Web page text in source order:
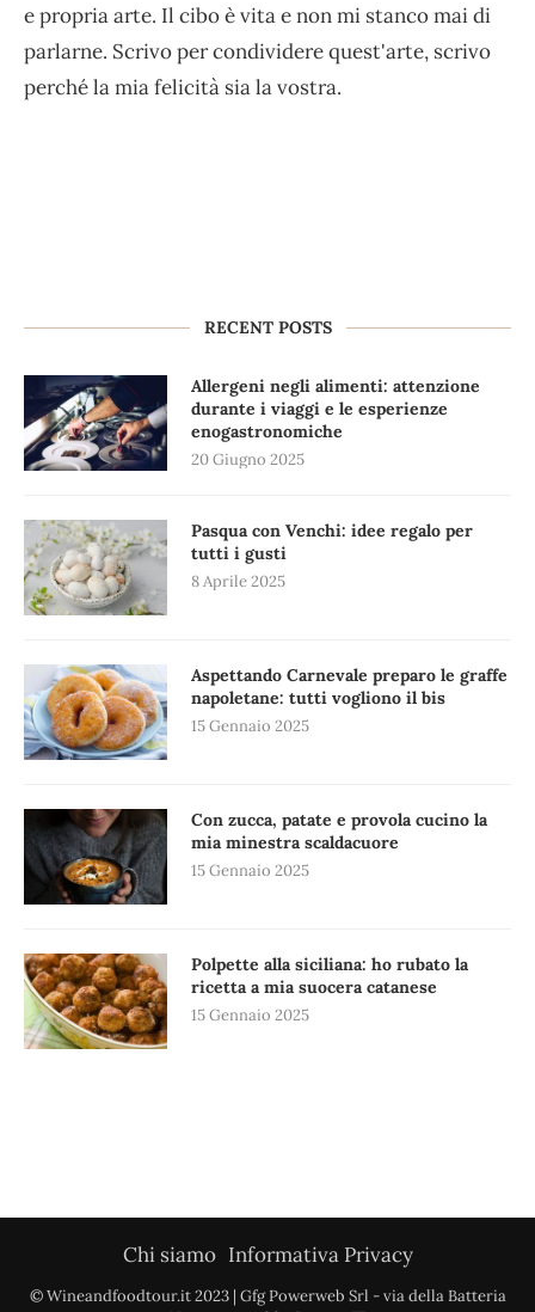
e propria arte. Il cibo è vita e non mi stanco mai di
parlarne. Scrivo per condividere quest'arte, scrivo
perché la mia felicità sia la vostra.
RECENT POSTS
Allergeni negli alimenti: attenzione
durante i viaggi e le esperienze
enogastronomiche
20 Giugno 2025
Pasqua con Venchi: idee regalo per
tutti i gusti
8 Aprile 2025
Aspettando Carnevale preparo le graffe
napoletane: tutti vogliono il bis
15 Gennaio 2025
Con zucca, patate e provola cucino la
mia minestra scaldacuore
15 Gennaio 2025
Polpette alla siciliana: ho rubato la
ricetta a mia suocera catanese
15 Gennaio 2025
Chi siamo Informativa Privacy
© Wineandfoodtour.it 2023 | Gfg Powerweb Srl - via della Batteria